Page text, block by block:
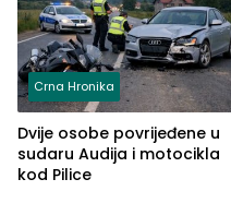
Crna Hronika
Dvije osobe povrijeđene u
sudaru Audija i motocikla
kod Pilice